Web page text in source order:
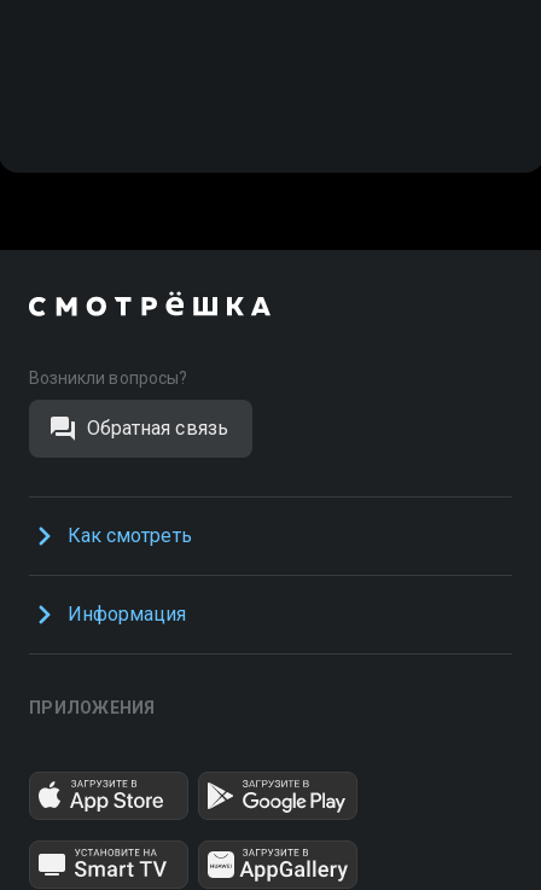
Возникли вопросы?
Обратная связь
Как смотреть
Информация
ПРИЛОЖЕНИЯ